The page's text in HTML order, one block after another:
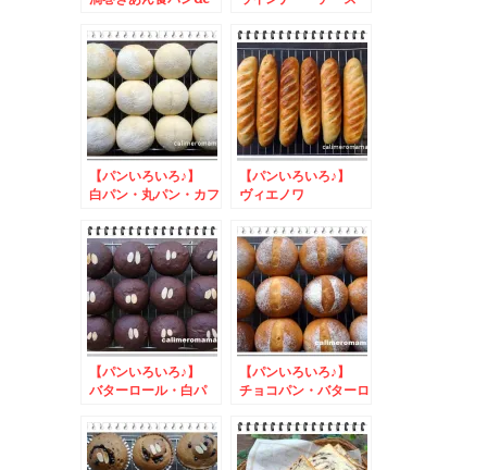
【パンいろいろ♪】
白パン・丸パン・カフ
【パンいろいろ♪】
ヴィエノワ
【パンいろいろ♪】
バターロール・白パ
【パンいろいろ♪】
チョコパン・バターロ